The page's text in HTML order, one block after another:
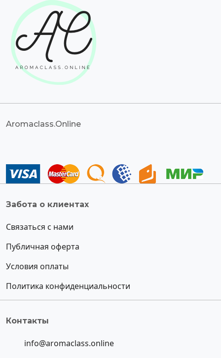
Aromaclass.Online
Забота о клиентах
Связаться с нами
Публичная оферта
Условия оплаты
Политика конфиденциальности
Контакты
info@aromaclass.online